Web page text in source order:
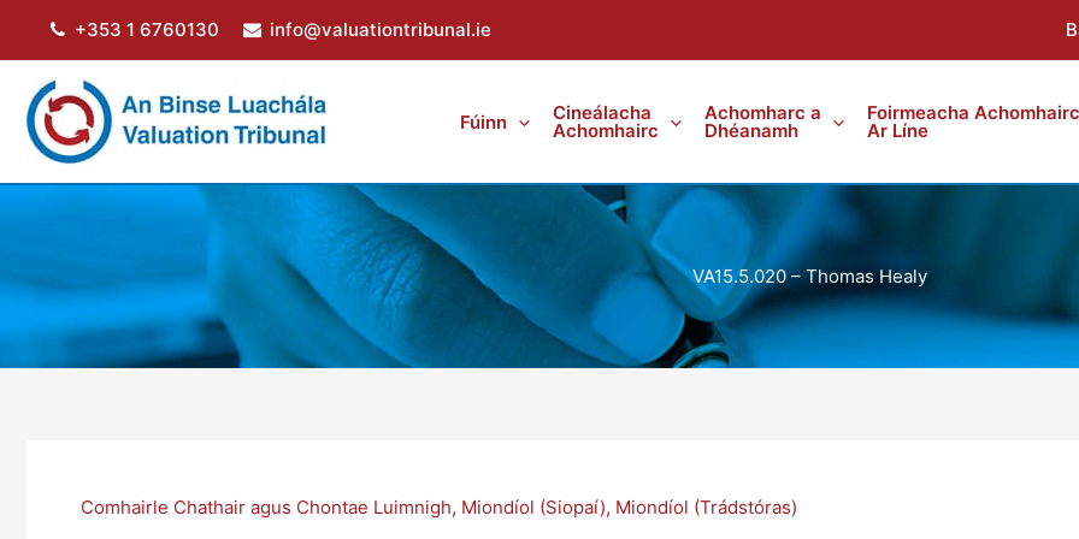
+353 1 6760130 info@valuationtribunal.ie
Fúinn Cineálacha
Achomhairc
Achomharc a
Dhéanamh
Foirmeacha Achomhairc
Ar Líne
VA15.5.020 – Thomas Healy
Comhairle Chathair agus Chontae Luimnigh, Miondíol (Siopaí), Miondíol (Trádstóras)